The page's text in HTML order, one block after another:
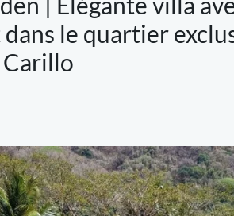
le quartier
Carillo